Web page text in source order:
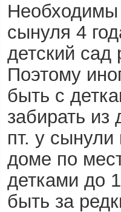
Необходимы
сынуля 4
детский
Поэтому
быть с
забирать из
пт. у
доме по
детками до
быть за